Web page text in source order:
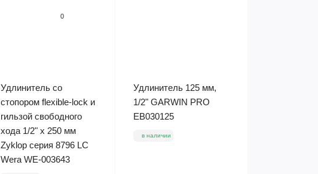
0
Удлинитель со
стопором flexible-lock и
гильзой свободного
хода 1/2" x 250 мм
Zyklop серия 8796 LC
Wera WE-003643
Удлинитель 125 мм,
1/2" GARWIN PRO
EB030125
в наличии